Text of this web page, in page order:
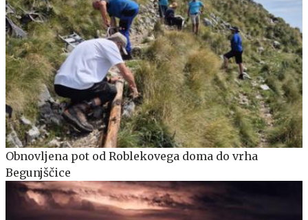
Obnovljena pot od Roblekovega doma do vrha
Begunjščice